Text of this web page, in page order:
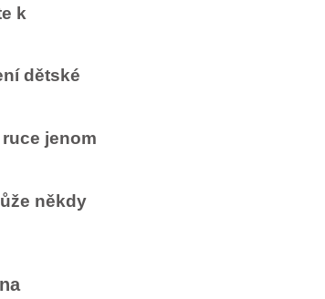
k
dětské
jenom
někdy